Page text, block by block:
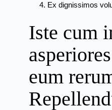
Ex dignissimos
Iste cum
eum